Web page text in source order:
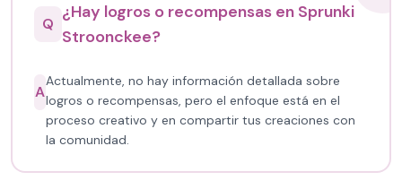
Q
¿Hay logros o recompensas en Sprunki
Stroonckee?
A
Actualmente, no hay información detallada sobre
logros o recompensas, pero el enfoque está en el
proceso creativo y en compartir tus creaciones con
la comunidad.